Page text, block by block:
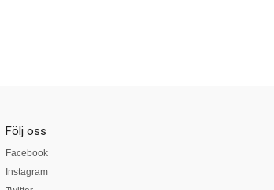
Följ oss
Facebook
Instagram